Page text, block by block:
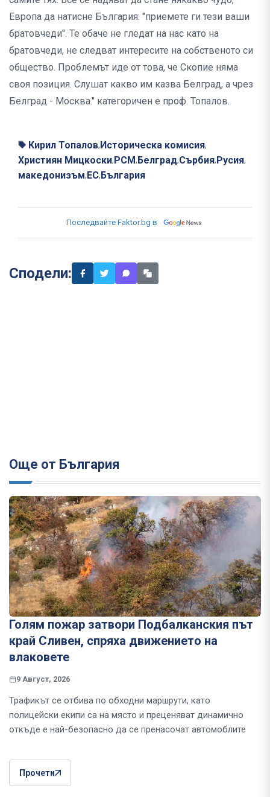
Европа да натисне България: "приемете ги тези ваши
братовчеди". Те обаче не гледат на нас като на
братовчеди, не следват интересите на собственото си
общество. Проблемът иде от това, че Скопие няма
своя позиция. Слушат какво им казва Белград, а чрез
Белград - Москва." категоричен е проф. Топалов.
Кирил Топалов,Историческа комисия,
Християн Мицкоски,РСМ,Белград,Сърбия,Русия,
македонизъм,ЕС,България
Последвайте Faktor.bg в
Сподели:
Още от България
Голям пожар затвори Подбалканския път
край Сливен, спряха движението на
влаковете
9 Август, 2026
Трафикът се отбива по обходни маршрути, като
полицейски екипи са на място и преценяват динамично
откъде е най-безопасно да се пренасочат автомоблите
Прочети